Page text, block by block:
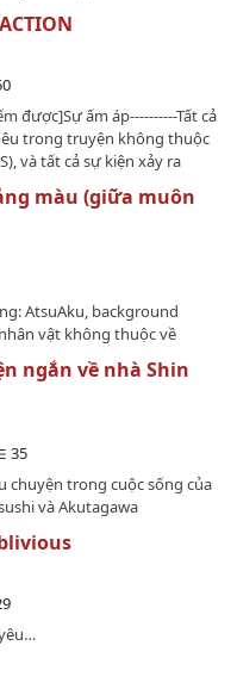
được]Sự ấm áp----------Tất cả
trong truyện không thuộc
và tất cả sự kiện xảy ra
thuộc trí tưởng tượng
màu (giữa muôn
AtsuAku, background
vật không thuộc về
năng!AUSummary:Cứ mỗi
sẽ đến gõ cửa làm phiền
gì đó, lần nào cũng sẽ được
thứ trà ngọt khé cổ mà
lâu mới thừa nhận cậu
anh đáp lại."Vì tiền, chỉ vì
trong lòng.Cứ mỗi thứ bảy,
mở cửa đón cậu sinh viên
cậu trong phòng khách,
tận hưởng buổi chiều hoàn
và thinh không - trong khi
Anh chịu đựng, thỉnh
chỉ vì Dazai thôi." Akutagawa
ngắn về nhà Shin
35
chuyện trong cuộc sống của
và Akutagawa
thứ gì!! =))))))*Khoảng từ
AtsuAku.
Disclaimer. Những nhân vật
Akutagawa Ryuunosuke